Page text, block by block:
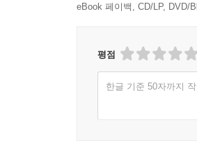
eBook 페이백, CD/LP, DVD/
평점
한글 기준 50자까지